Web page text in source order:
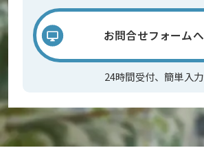
お問合せフォームへ
24時間受付、簡単入力